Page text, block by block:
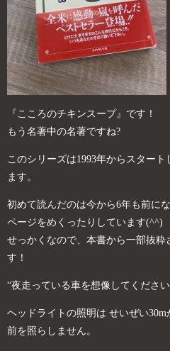
『こころのチキンスープ』です！
もう名著中の名著ですね?
このシリーズは1993年からスター
ます。
初めて読んだのは今から6年も前に
ページをめくったりしています(^^)
せっかくなので、本書から一部抜粋
す！
“夜走っている車を想像してください
ヘッドライトの照明は せいぜい30m
前を照らしません。